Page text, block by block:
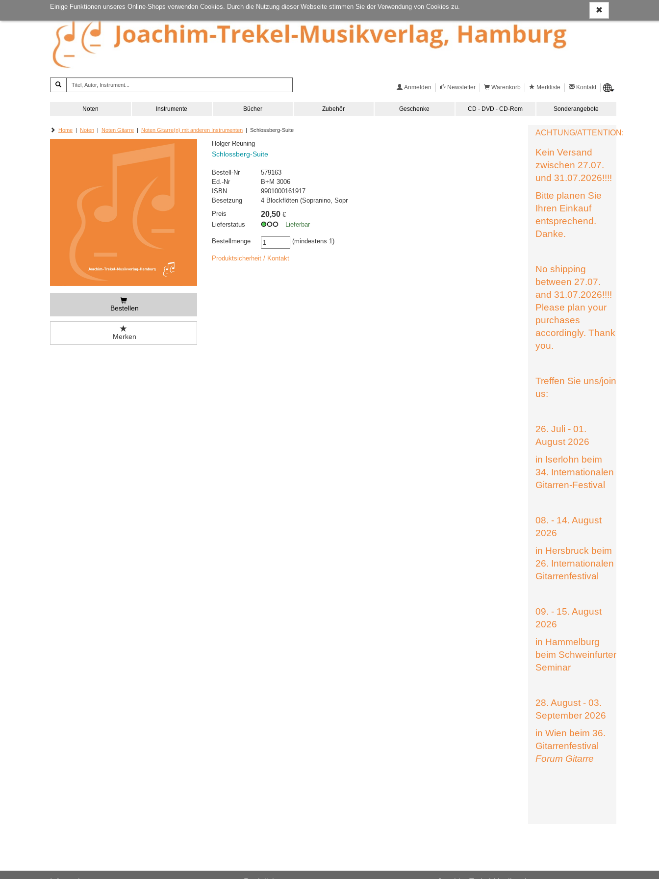
Einige Funktionen unseres Online-Shops verwenden Cookies. Durch die Nutzung dieser Webseite stimmen Sie der Verwendung von Cookies zu.
Anmelden Newsletter Warenkorb Merkliste Kontakt
Noten Instrumente Bücher Zubehör Geschenke CD - DVD - CD-Rom Sonderangebote
Home | Noten | Noten Gitarre | Noten Gitarre(n) mit anderen Instrumenten | Schlossberg-Suite
Bestellen
Merken
Holger Reuning
Schlossberg-Suite
Bestell-Nr
579163
Ed.-Nr
B+M 3006
ISBN
9901000161917
Besetzung
4 Blockflöten (Sopranino, Sopr
Preis
20,50 €
Lieferstatus
Lieferbar
Bestellmenge (mindestens 1)
Produktsicherheit / Kontakt
ACHTUNG/ATTENTION:
Kein Versand
zwischen 27.07.
und 31.07.2026!!!!
Bitte planen Sie
Ihren Einkauf
entsprechend.
Danke.
No shipping
between 27.07.
and 31.07.2026!!!!
Please plan your
purchases
accordingly. Thank
you.
Treffen Sie uns/join
us:
26. Juli - 01.
August 2026
in Iserlohn beim
34. Internationalen
Gitarren-Festival
08. - 14. August
2026
in Hersbruck beim
26. Internationalen
Gitarrenfestival
09. - 15. August
2026
in Hammelburg
beim Schweinfurter
Seminar
28. August - 03.
September 2026
in Wien beim 36.
Gitarrenfestival
Forum Gitarre